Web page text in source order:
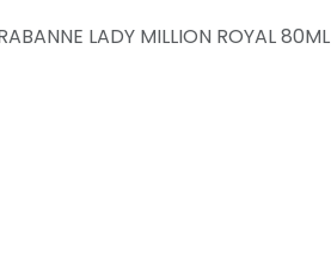
LADY MILLION ROYAL 80ML